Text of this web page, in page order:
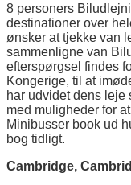
8 personers
destinationer over
ønsker at tjekke van
sammenligne van
efterspørgsel findes
Kongerige, til at
har udvidet dens leje
med muligheder for
Minibusser book ud
bog tidligt.
Cambridge,